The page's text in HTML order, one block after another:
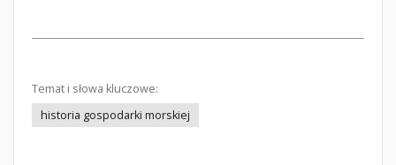
Temat i słowa kluczowe:
historia gospodarki morskiej